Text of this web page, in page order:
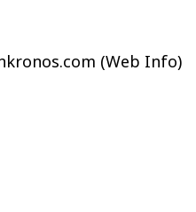
(Web Info)